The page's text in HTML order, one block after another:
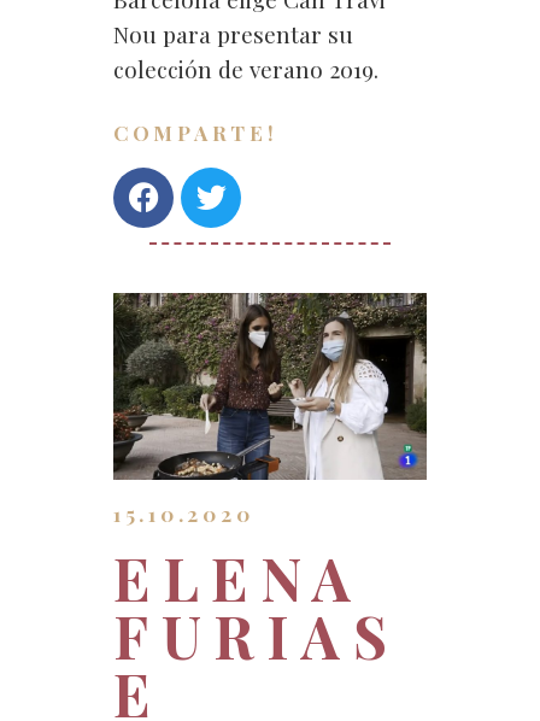
Nou para presentar su
colección de verano 2019.
COMPARTE!
15.10.2020
ELENA
FURIAS
E